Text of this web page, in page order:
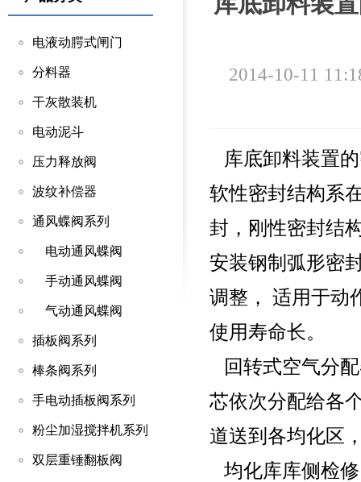
电液动腭式闸门
分料器
干灰散装机
电动泥斗
压力释放阀
波纹补偿器
通风蝶阀系列
电动通风蝶阀
手动通风蝶阀
气动通风蝶阀
插板阀系列
棒条阀系列
手电动插板阀系列
粉尘加湿搅拌机系列
双层重锤翻板阀
2014-10-11
库底卸料装置
软性密封结构系
封，刚性密封结
安装钢制弧形密
调整， 适用于动
使用寿命长。
回转式空气分
芯依次分配给各
道送到各均化区
均化库库侧检